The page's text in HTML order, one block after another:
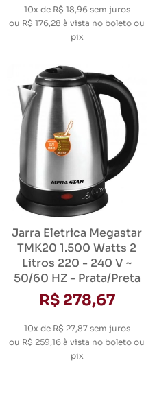
10x de R$ 18,96 sem juros
ou R$ 176,28 à vista no boleto ou
pix
Jarra Eletrica Megastar
TMK20 1.500 Watts 2
Litros 220 - 240 V ~
50/60 HZ - Prata/Preta
R$ 278,67
10x de R$ 27,87 sem juros
ou R$ 259,16 à vista no boleto ou
pix